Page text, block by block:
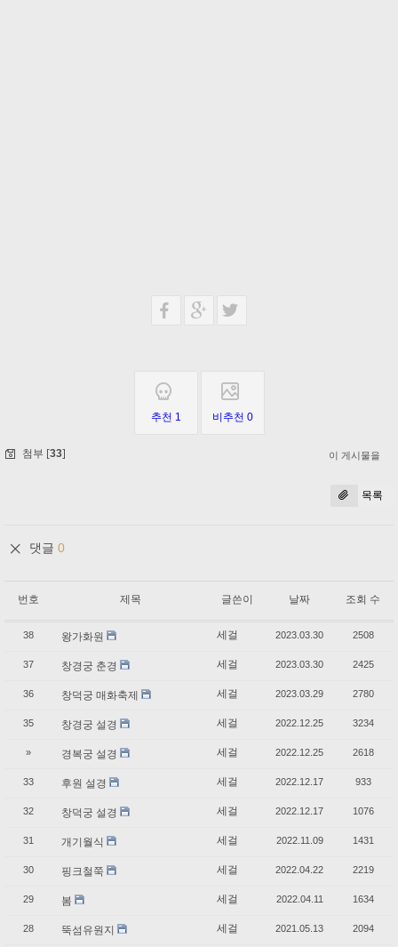
추천 1 비추천 0
첨부 [33] 이 게시물을
목록
댓글 0
번호 제목 글쓴이 날짜 조회 수
38 왕가화원 세걸 2023.03.30 2508
37 창경궁 춘경 세걸 2023.03.30 2425
36 창덕궁 매화축제 세걸 2023.03.29 2780
35 창경궁 설경 세걸 2022.12.25 3234
» 경복궁 설경 세걸 2022.12.25 2618
33 후원 설경 세걸 2022.12.17 933
32 창덕궁 설경 세걸 2022.12.17 1076
31 개기월식 세걸 2022.11.09 1431
30 핑크철쭉 세걸 2022.04.22 2219
29 봄 세걸 2022.04.11 1634
28 뚝섬유원지 세걸 2021.05.13 2094